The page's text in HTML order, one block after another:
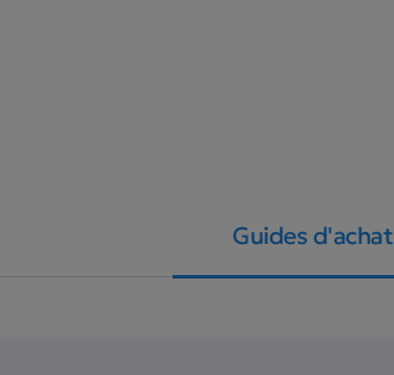
Guides d'achat